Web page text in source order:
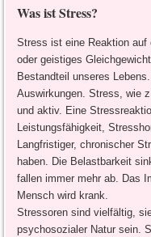
Was ist Stress?
Stress ist eine Reaktion auf
oder geistiges
Bestandteil unseres
Auswirkungen. Stress, wie
und aktiv. Eine
Leistungsfähigkeit,
Langfristiger, chronischer
haben. Die Belastbarkeit
fallen immer mehr ab. Das
Mensch wird krank.
Stressoren sind vielfältig,
psychosozialer Natur sein.